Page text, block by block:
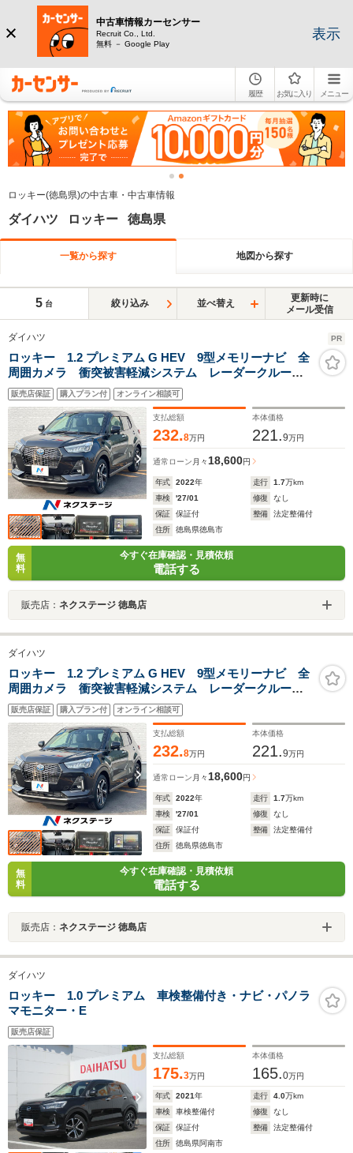
中古車情報カーセンサー
Recruit Co., Ltd.
無料 － Google Play
表示
履歴 お気に入り メニュー
ロッキー(徳島県)の中古車・中古車情報
ダイハツ ロッキー 徳島県
一覧から探す 地図から探す
5 台 絞り込み 並べ替え
更新時に
メール受信
ダイハツ PR
ロッキー 1.2 プレミアム G HEV 9型メモリーナビ 全
周囲カメラ 衝突被害軽減システム レーダークルー
ズ ハーフレザーシート ドラレコ スマートキー
LEDヘッド ETC2.0 純正17インチアルミ オートライ
ト オートエアコン
販売店保証 購入プラン付 オンライン相談可
支払総額
232.8万円
本体価格
221.9万円
通常ローン 月々18,600円
年式 2022年 走行 1.7万km
車検
'27/01 修復
なし
保証
保証付 整備
法定整備付
住所
徳島県徳島市
無
料
今すぐ在庫確認・見積依頼
電話する
販売店： ネクステージ 徳島店
ダイハツ
ロッキー 1.2 プレミアム G HEV 9型メモリーナビ 全
周囲カメラ 衝突被害軽減システム レーダークルー
ズ ハーフレザーシート ドラレコ スマートキー
LEDヘッド ETC2.0 純正17インチアルミ オートライ
ト オートエアコン
販売店保証 購入プラン付 オンライン相談可
支払総額
232.8万円
本体価格
221.9万円
通常ローン 月々18,600円
年式 2022年 走行 1.7万km
車検
'27/01 修復
なし
保証
保証付 整備
法定整備付
住所
徳島県徳島市
無
料
今すぐ在庫確認・見積依頼
電話する
販売店： ネクステージ 徳島店
ダイハツ
ロッキー 1.0 プレミアム 車検整備付き・ナビ・パノラ
マモニター・E
販売店保証
支払総額
175.3万円
本体価格
165.0万円
年式 2021年 走行 4.0万km
車検
車検整備付 修復
なし
保証
保証付 整備
法定整備付
住所
徳島県阿南市